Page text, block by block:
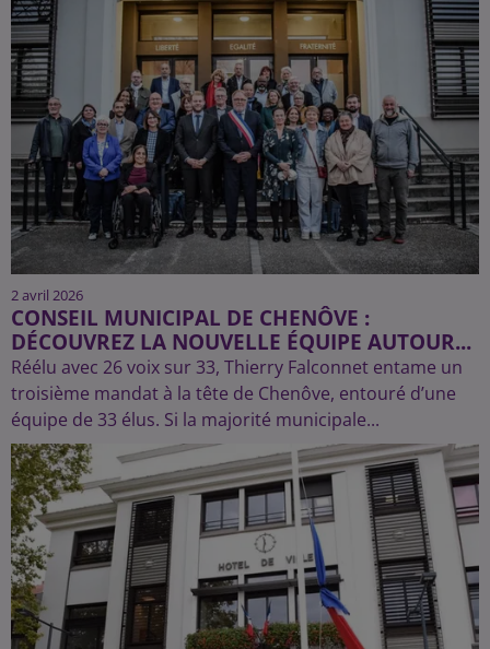
2 avril 2026
CONSEIL MUNICIPAL DE CHENÔVE :
DÉCOUVREZ LA NOUVELLE ÉQUIPE AUTOUR...
Réélu avec 26 voix sur 33, Thierry Falconnet entame un
troisième mandat à la tête de Chenôve, entouré d’une
équipe de 33 élus. Si la majorité municipale...